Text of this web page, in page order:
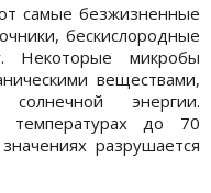
самые безжизненные
бескислородные
Некоторые микробы
веществами,
энергии.
температурах до 70
разрушается